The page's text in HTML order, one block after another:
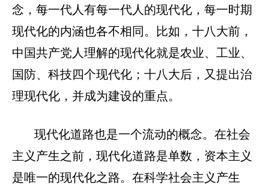
念，每一代人有每一代人的现代化，每一时期
现代化的内涵也各不相同。比如，十八大前，
中国共产党人理解的现代化就是农业、工业、
国防、科技四个现代化；十八大后，又提出治
理现代化，并成为建设的重点。
现代化道路也是一个流动的概念。在社会
主义产生之前，现代化道路是单数，资本主义
是唯一的现代化之路。在科学社会主义产生